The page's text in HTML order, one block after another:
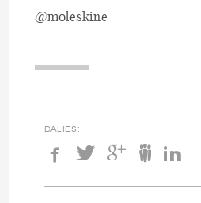
@moleskine
DALIES: